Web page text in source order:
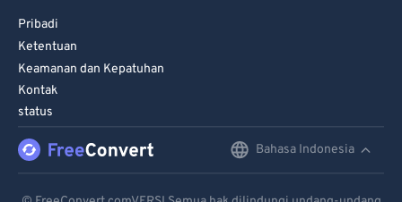
Pribadi
Ketentuan
Keamanan dan Kepatuhan
Kontak
status
Bahasa Indonesia